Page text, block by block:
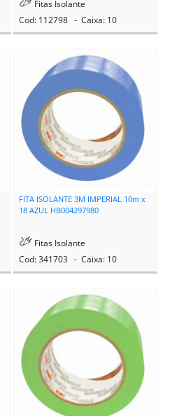
Fitas Isolante
Cod: 112798 - Caixa: 10
FITA ISOLANTE 3M IMPERIAL 10m x
18 AZUL HB004297980
Fitas Isolante
Cod: 341703 - Caixa: 10